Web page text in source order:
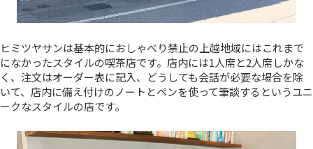
ヒミツヤサンは基本的におしゃべり禁止の上越地域にはこれまで
になかったスタイルの喫茶店です。店内には1人席と2人席しかな
く、注文はオーダー表に記入、どうしても会話が必要な場合を除
いて、店内に備え付けのノートとペンを使って筆談するというユニ
ークなスタイルの店です。